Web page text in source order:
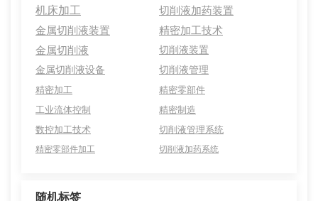
机床加工
切削液加药装置
金属切削液装置
精密加工技术
金属切削液
切削液装置
金属切削液设备
切削液管理
精密加工
精密零部件
工业流体控制
精密制造
数控加工技术
切削液管理系统
精密零部件加工 切削液加药系统
随机标签